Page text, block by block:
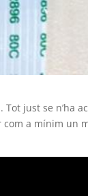
just se n’ha
a mínim un